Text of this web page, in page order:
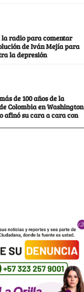
la radio para comentar
de Iván Mejía para
la depresión
de 100 años de la
Colombia en Washington
afinó su cara a cara con